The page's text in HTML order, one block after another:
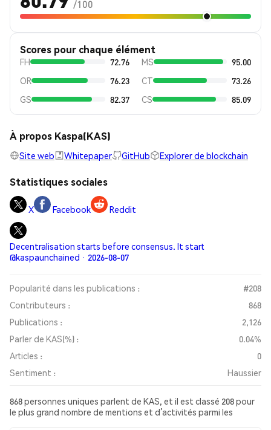
/100
Scores pour chaque élément
FH 72.76 MS
95.00
OR
76.23 CT
73.26
GS
82.37 CS 85.09
À propos Kaspa(KAS)
Site web Whitepaper GitHub Explorer de blockchain
Statistiques sociales
X Facebook Reddit
Decentralisation starts before consensus. It start
@kaspaunchained · 2026-08-07
Popularité dans les publications :
#208
Contributeurs :
868
Publications :
2,126
Parler de KAS(%) :
0.04%
Articles :
0
Sentiment :
Haussier
868 personnes uniques parlent de KAS, et il est classé 208 pour
le plus grand nombre de mentions et d’activités parmi les